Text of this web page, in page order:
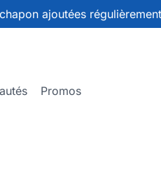
ajoutées régulièrement
Promos